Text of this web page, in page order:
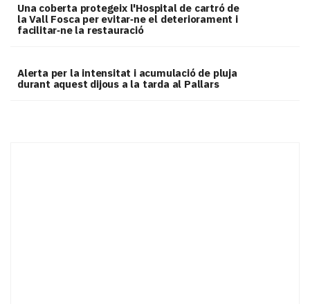
Una coberta protegeix l'Hospital de cartró de
la Vall Fosca per evitar‑ne el deteriorament i
facilitar‑ne la restauració
Alerta per la intensitat i acumulació de pluja
durant aquest dijous a la tarda al Pallars